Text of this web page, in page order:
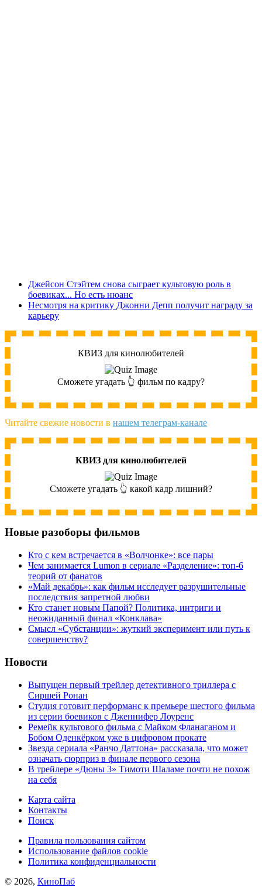
Джейсон Стэйтем снова сыграет культовую роль в
боевиках... Но есть нюанс
Несмотря на критику Джонни Депп получит награду за
карьеру
КВИЗ для кинолюбителей
Сможете угадать 👆 фильм по кадру?
Читайте свежие новости в нашем телеграм-канале
КВИЗ для кинолюбителей
Сможете угадать 👆 какой кадр лишний?
Новые разоборы фильмов
Кто с кем встречается в «Волчонке»: все пары
Чем занимается Lumon в сериале «Разделение»: топ-6
теорий от фанатов
«Май декабрь»: как фильм исследует разрушительные
последствия запретной любви
Кто станет новым Папой? Политика, интриги и
неожиданный финал «Конклава»
Cмысл «Субстанции»: жуткий эксперимент или путь к
совершенству?
Новости
Выпущен первый трейлер детективного триллера с
Сиршей Ронан
Студия готовит перформанс к премьере шестого фильма
из серии боевиков с Дженнифер Лоуренс
Ремейк культового фильма с Майком Фланаганом и
Бобом Оденкёрком уже в цифровом прокате
Звезда сериала «Ранчо Даттона» рассказала, что может
означать сюрприз в финале первого сезона
В трейлере «Дюны 3» Тимоти Шаламе почти не похож
на себя
Карта сайта
Контакты
Поиск
Правила пользования сайтом
Использование файлов cookie
Политика конфиденциальности
© 2026, КиноПаб